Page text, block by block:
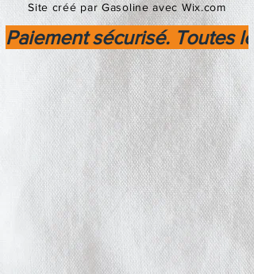
Site créé par Gasoline avec Wix.com
Paiement sécurisé. Toutes